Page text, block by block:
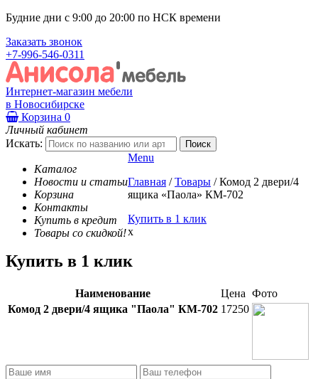
Будние дни с 9:00 до 20:00 по НСК времени
Заказать звонок
+7-996-546-0311
Интернет-магазин мебели
в Новосибирске
Корзина 0
Личный кабинет
Искать:
Каталог
Новости и статьи
Корзина
Контакты
Купить в кредит
Товары со скидкой!
Menu
Главная / Товары / Комод 2 двери/4
ящика «Паола» КМ-702
Купить в 1 клик
x
Купить в 1 клик
Наименование Цена Фото
Комод 2 двери/4 ящика "Паола" КМ-702 17250